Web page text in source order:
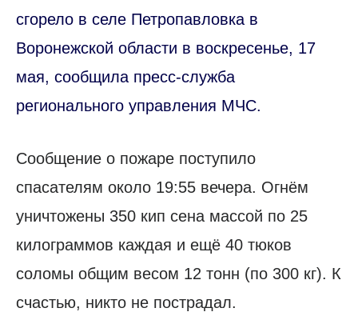
сгорело в селе Петропавловка в
Воронежской области в воскресенье, 17
мая, сообщила пресс-служба
регионального управления МЧС.
Сообщение о пожаре поступило
спасателям около 19:55 вечера. Огнём
уничтожены 350 кип сена массой по 25
килограммов каждая и ещё 40 тюков
соломы общим весом 12 тонн (по 300 кг). К
счастью, никто не пострадал.